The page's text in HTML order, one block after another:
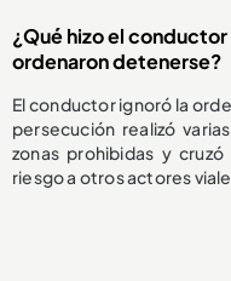
¿Qué hizo el
ordenaron detenerse?
El conductor ignoró la
persecución realizó
zonas prohibidas y
riesgo a otros actores